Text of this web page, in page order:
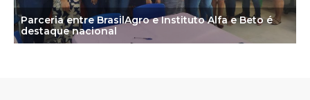
Parceria entre BrasilAgro e Instituto Alfa e Beto é
destaque nacional